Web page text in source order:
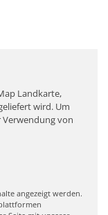
Landkarte,
wird. Um
Verwendung von
angezeigt werden.